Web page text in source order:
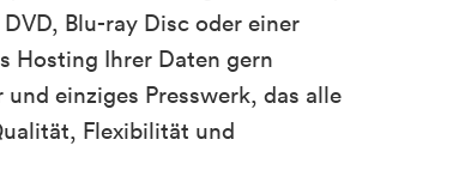
Blu-ray Disc oder einer
Hosting Ihrer Daten gern
einziges Presswerk, das alle
Flexibilität und